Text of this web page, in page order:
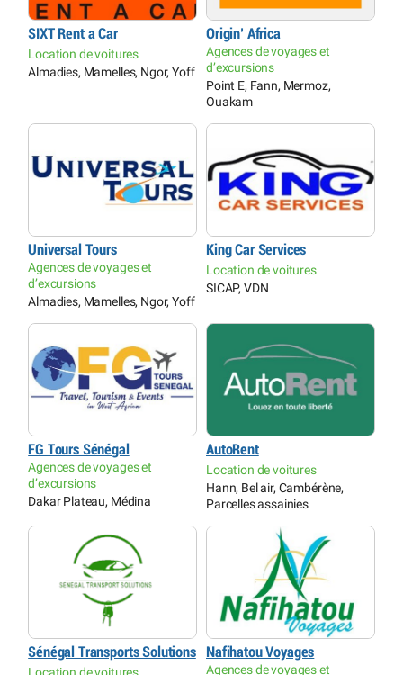
SIXT Rent a Car
Location de voitures
Almadies, Mamelles, Ngor, Yoff
Origin’ Africa
Agences de voyages et
d’excursions
Point E, Fann, Mermoz,
Ouakam
Universal Tours
Agences de voyages et
d’excursions
Almadies, Mamelles, Ngor, Yoff
King Car Services
Location de voitures
SICAP, VDN
FG Tours Sénégal
Agences de voyages et
d’excursions
Dakar Plateau, Médina
AutoRent
Location de voitures
Hann, Bel air, Cambérène,
Parcelles assainies
Sénégal Transports Solutions Nafihatou Voyages
Agences de voyages et